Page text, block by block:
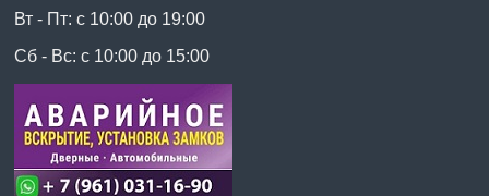
Вт - Пт: с 10:00 до 19:00
Сб - Вс: с 10:00 до 15:00